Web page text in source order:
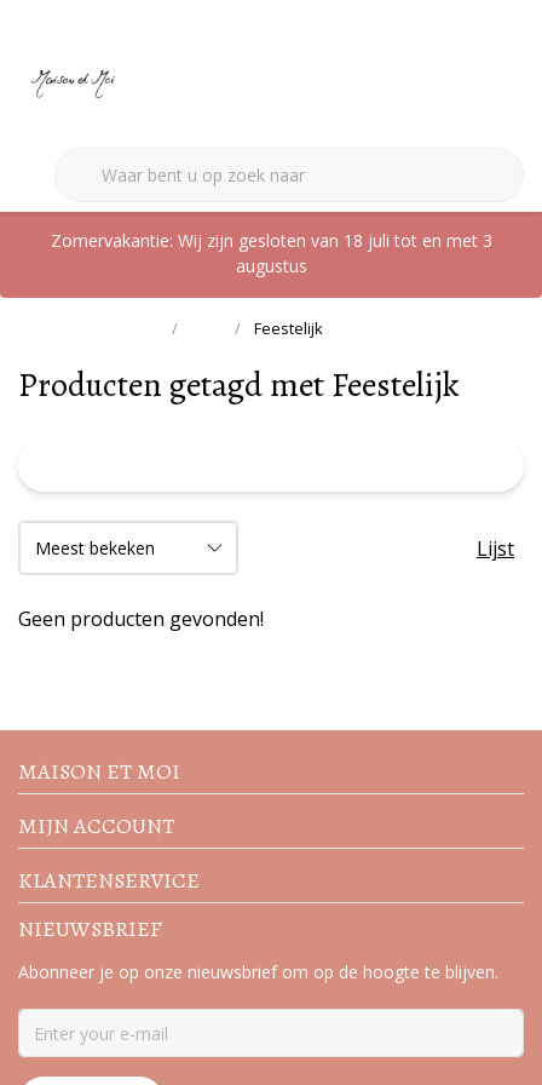
Zomervakantie: Wij zijn gesloten van 18 juli tot en met 3
augustus
Feestelijk
Producten getagd met Feestelijk
Lijst
Geen producten gevonden!
acties
MAISON ET MOI
MIJN ACCOUNT
KLANTENSERVICE
NIEUWSBRIEF
Abonneer je op onze nieuwsbrief om op de hoogte te blijven.